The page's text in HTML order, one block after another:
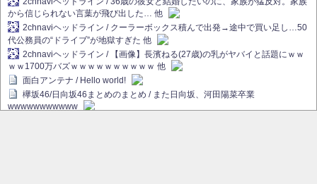
から信じられない言葉が飛び出した… 他
2chnaviヘッドライン / クーラーボックス積んで出発→途中で買い足し…50
代公務員の“ドライブ”が地獄すぎた 他
2chnaviヘッドライン / 【画像】長濱ねる(27歳)の乳がヤバイと話題にｗｗ
ｗｗ1700万バズｗｗｗｗｗｗｗｗｗｗ 他
面白アンテナ / Hello world!
欅坂46/日向坂46まとめのまとめ / また日向坂、河田陽菜卒業
wwwwwwwwwww